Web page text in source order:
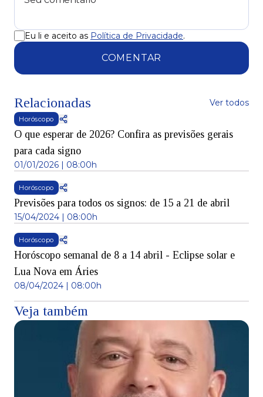
Eu li e aceito as Política de Privacidade.
COMENTAR
Relacionadas Ver todos
Horóscopo
O que esperar de 2026? Confira as previsões gerais
para cada signo
01/01/2026 | 08:00h
Horóscopo
Previsões para todos os signos: de 15 a 21 de abril
15/04/2024 | 08:00h
Horóscopo
Horóscopo semanal de 8 a 14 abril - Eclipse solar e
Lua Nova em Áries
08/04/2024 | 08:00h
Veja também